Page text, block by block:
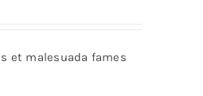
et malesuada fames